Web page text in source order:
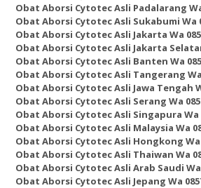
Obat Aborsi Cytotec Asli Padalarang Wa
Obat Aborsi Cytotec Asli Sukabumi Wa
Obat Aborsi Cytotec Asli Jakarta Wa
Obat Aborsi Cytotec Asli Jakarta Selatan
Obat Aborsi Cytotec Asli Banten Wa
Obat Aborsi Cytotec Asli Tangerang Wa
Obat Aborsi Cytotec Asli Jawa Tengah
Obat Aborsi Cytotec Asli Serang Wa
Obat Aborsi Cytotec Asli Singapura Wa
Obat Aborsi Cytotec Asli Malaysia Wa
Obat Aborsi Cytotec Asli Hongkong Wa
Obat Aborsi Cytotec Asli Thaiwan Wa
Obat Aborsi Cytotec Asli Arab Saudi Wa
Obat Aborsi Cytotec Asli Jepang Wa